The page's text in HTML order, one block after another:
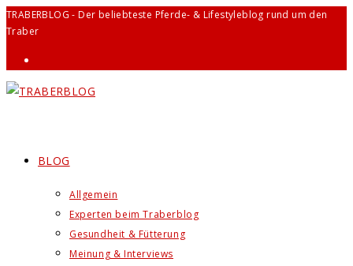
Zum
Inhalt
springen
TRABERBLOG - Der beliebteste Pferde- & Lifestyleblog rund um den
Traber
BLOG
Allgemein
Experten beim Traberblog
Gesundheit & Fütterung
Meinung & Interviews